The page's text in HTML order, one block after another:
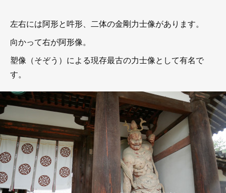
左右には阿形と吽形、二体の金剛力士像があります。
向かって右が阿形像。
塑像（そぞう）による現存最古の力士像として有名で
す。